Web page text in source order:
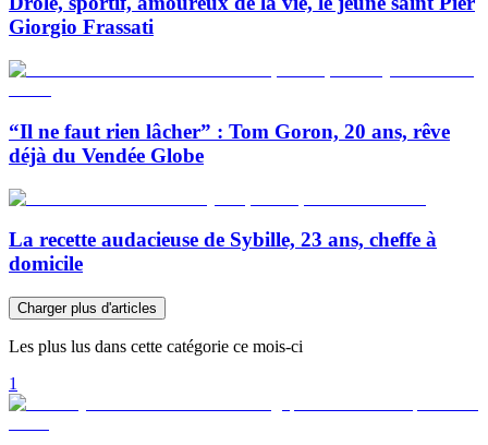
Giorgio Frassati
“Il ne faut rien lâcher” : Tom Goron, 20 ans, rêve
déjà du Vendée Globe
La recette audacieuse de Sybille, 23 ans, cheffe à
domicile
Charger plus d'articles
Les plus lus dans cette catégorie ce mois-ci
1